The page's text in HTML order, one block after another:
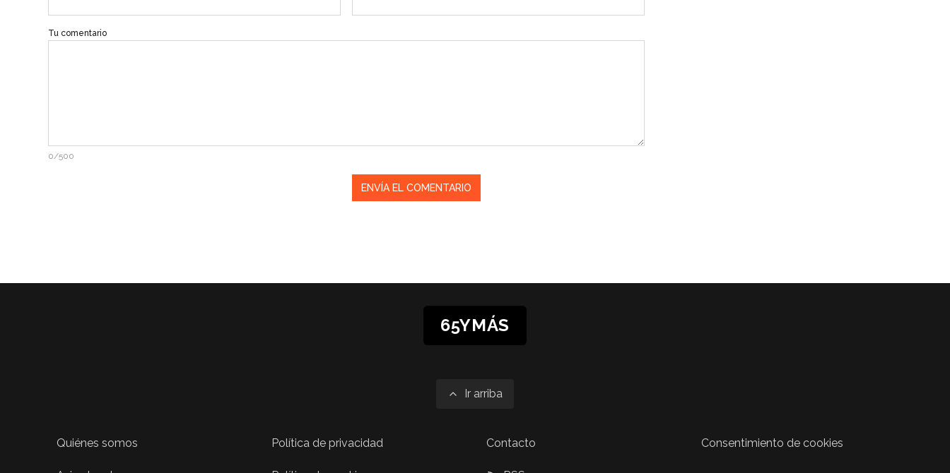
Tu comentario
0/500
65YMÁS
Ir arriba
Quiénes somos Política de privacidad Contacto Consentimiento de cookies